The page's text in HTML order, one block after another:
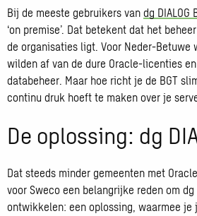
Bij de meeste gebruikers van dg DIALOG
‘on premise’. Dat betekent dat het
de organisaties ligt. Voor Neder-Betuwe
wilden af van de dure Oracle-licenties
databeheer. Maar hoe richt je de BGT
continu druk hoeft te maken over je
De oplossing: dg
Dat steeds minder gemeenten met
voor Sweco een belangrijke reden om dg
ontwikkelen: een oplossing, waarmee je